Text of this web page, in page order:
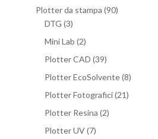
Plotter da stampa (90)
DTG (3)
Mini Lab (2)
Plotter CAD (39)
Plotter EcoSolvente(8)
Plotter Fotografici(21)
Plotter Resina (2)
Plotter UV(7)